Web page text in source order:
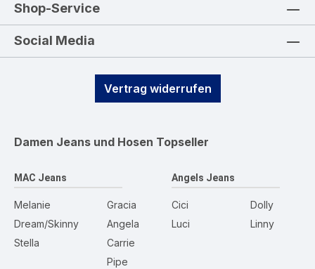
Shop-Service
Social Media
Vertrag widerrufen
Damen Jeans und Hosen Topseller
MAC Jeans
Melanie
Dream/Skinny
Stella
Gracia
Angela
Carrie
Pipe
Angels Jeans
Cici
Luci
Dolly
Linny